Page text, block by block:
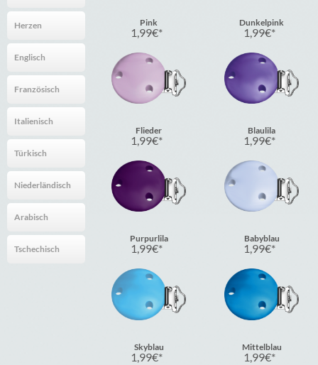
Herzen
Englisch
Französisch
Italienisch
Türkisch
Niederländisch
Arabisch
Tschechisch
Pink
1,99€
Dunkelpink
1,99€
Flieder
1,99€
Blaulila
1,99€
Purpurlila
1,99€
Babyblau
1,99€
Skyblau
1,99€
Mittelblau
1,99€